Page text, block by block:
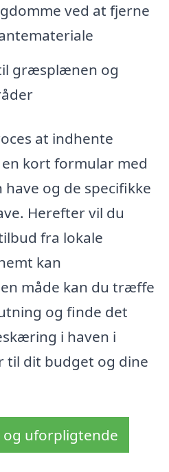
ved at fjerne
græsplænen og
at indhente
kort formular med
og de specifikke
Herefter vil du
fra lokale
kan
måde kan du træffe
og finde det
i haven i
til dit budget og dine
og uforpligtende